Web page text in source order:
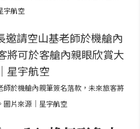
宇航空
於機艙內親筆簽名落款，未來旅客將
圖片來源｜星宇航空